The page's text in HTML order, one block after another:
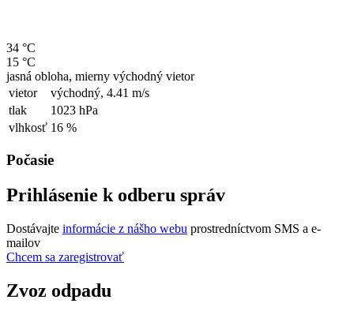
34 °C
15 °C
jasná obloha, mierny východný vietor
vietor
východný, 4.41 m/s
tlak
1023 hPa
vlhkosť 16 %
Počasie
Prihlásenie k odberu správ
Dostávajte informácie z nášho webu prostredníctvom SMS a e-
mailov
Chcem sa zaregistrovať
Zvoz odpadu